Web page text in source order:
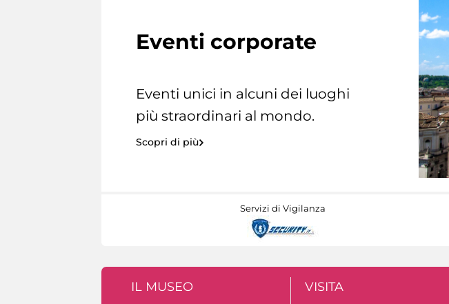
Eventi corporate
Eventi unici in alcuni dei luoghi
più straordinari al mondo.
Scopri di più
Servizi di Vigilanza
IL MUSEO VISITA